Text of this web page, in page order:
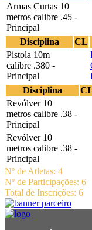
Armas Curtas 10
metros calibre .45 -
Principal
Disciplina CL
Pistola 10m
calibre .380 -
Principal
Disciplina
Revólver 10
metros calibre .38 -
Principal
Revólver 10
metros calibre .38 -
Principal
Nº de Atletas: 4
Nº de Participações: 6
Total de Inscrições: 6